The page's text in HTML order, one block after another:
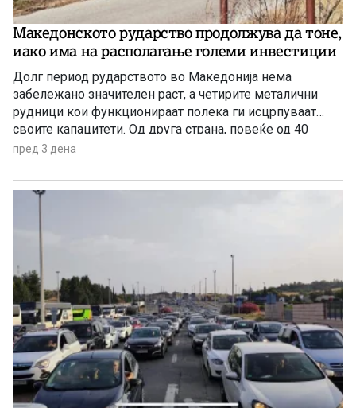
Македонското рударство продолжува да тоне,
иако има на располагање големи инвестиции
Долг период рударството во Македонија нема
забележано значителен раст, а четирите металични
рудници кои функционираат полека ги исцрпуваат
своите капацитети. Од друга страна, повеќе од 40
години се нема реализирано ниту една голема
единствена сериозна најава има за проектот за рудник
за бакар во Иловица.
пред 3 дена